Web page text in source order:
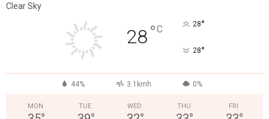
Clear Sky
28°C 28°
28°
44% 3.1kmh 0%
MON TUE WED THU FRI